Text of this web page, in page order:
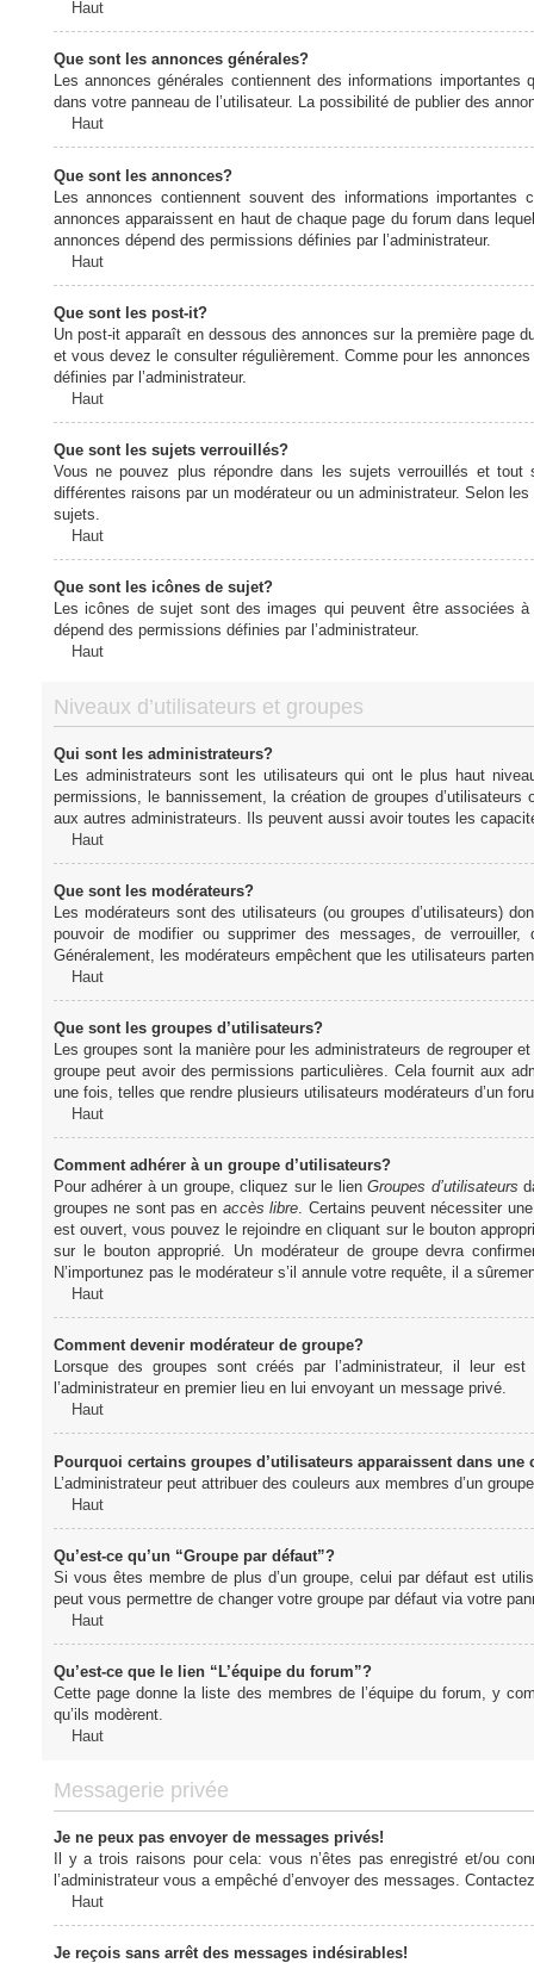
Haut
Que sont les annonces générales?
Les annonces générales contiennent des informations
dans votre panneau de l’utilisateur. La possibilité de publier des
Haut
Que sont les annonces?
Les annonces contiennent souvent des informations
annonces apparaissent en haut de chaque page du forum dans
annonces dépend des permissions définies par l’administrateur.
Haut
Que sont les post-it?
Un post-it apparaît en dessous des annonces sur la première page
et vous devez le consulter régulièrement. Comme pour les
définies par l’administrateur.
Haut
Que sont les sujets verrouillés?
Vous ne pouvez plus répondre dans les sujets verrouillés et
différentes raisons par un modérateur ou un administrateur. Selon
sujets.
Haut
Que sont les icônes de sujet?
Les icônes de sujet sont des images qui peuvent être associées
dépend des permissions définies par l’administrateur.
Haut
Niveaux d’utilisateurs et groupes
Qui sont les administrateurs?
Les administrateurs sont les utilisateurs qui ont le plus haut
permissions, le bannissement, la création de groupes
aux autres administrateurs. Ils peuvent aussi avoir toutes les
Haut
Que sont les modérateurs?
Les modérateurs sont des utilisateurs (ou groupes d’utilisateurs)
pouvoir de modifier ou supprimer des messages, de
Généralement, les modérateurs empêchent que les utilisateurs
Haut
Que sont les groupes d’utilisateurs?
Les groupes sont la manière pour les administrateurs de regrouper
groupe peut avoir des permissions particulières. Cela fournit aux
une fois, telles que rendre plusieurs utilisateurs modérateurs d’un
Haut
Comment adhérer à un groupe d’utilisateurs?
Pour adhérer à un groupe, cliquez sur le lienGroupes d’utilisateurs
groupes ne sont pas en accès libre. Certains peuvent nécessiter
est ouvert, vous pouvez le rejoindre en cliquant sur le bouton
sur le bouton approprié. Un modérateur de groupe devra
N’importunez pas le modérateur s’il annule votre requête, il a
Haut
Comment devenir modérateur de groupe?
Lorsque des groupes sont créés par l’administrateur, il leur
l’administrateur en premier lieu en lui envoyant un message privé.
Haut
Pourquoi certains groupes d’utilisateurs apparaissent dans une
L’administrateur peut attribuer des couleurs aux membres d’un
Haut
Qu’est-ce qu’un “Groupe par défaut”?
Si vous êtes membre de plus d’un groupe, celui par défaut est
peut vous permettre de changer votre groupe par défaut via votre
Haut
Qu’est-ce que le lien “L’équipe du forum”?
Cette page donne la liste des membres de l’équipe du forum, y
qu’ils modèrent.
Haut
Messagerie privée
Je ne peux pas envoyer de messages privés!
Il y a trois raisons pour cela: vous n’êtes pas enregistré et/ou
l’administrateur vous a empêché d’envoyer des messages.
Haut
Je reçois sans arrêt des messages indésirables!